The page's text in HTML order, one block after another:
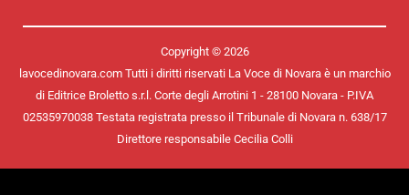
Copyright © 2026
lavocedinovara.com Tutti i diritti riservati La Voce di Novara è un marchio
di Editrice Broletto s.r.l. Corte degli Arrotini 1 - 28100 Novara - P.IVA
02535970038 Testata registrata presso il Tribunale di Novara n. 638/17
Direttore responsabile Cecilia Colli